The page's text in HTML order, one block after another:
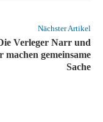
Nächster Artikel
Verleger Narr und
machen gemeinsame
Sache